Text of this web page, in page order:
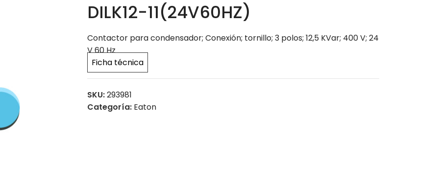
DILK12-11(24V60HZ)
Contactor para condensador; Conexión; tornillo; 3 polos; 12,5 KVar; 400 V; 24
V 60 Hz
Ficha técnica
SKU:293981
Categoría: Eaton